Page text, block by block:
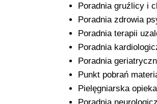
Poradnia gruźlicy i
Poradnia zdrowia
Poradnia terapii
Poradnia
Poradnia
Punkt pobrań
Pielęgniarska